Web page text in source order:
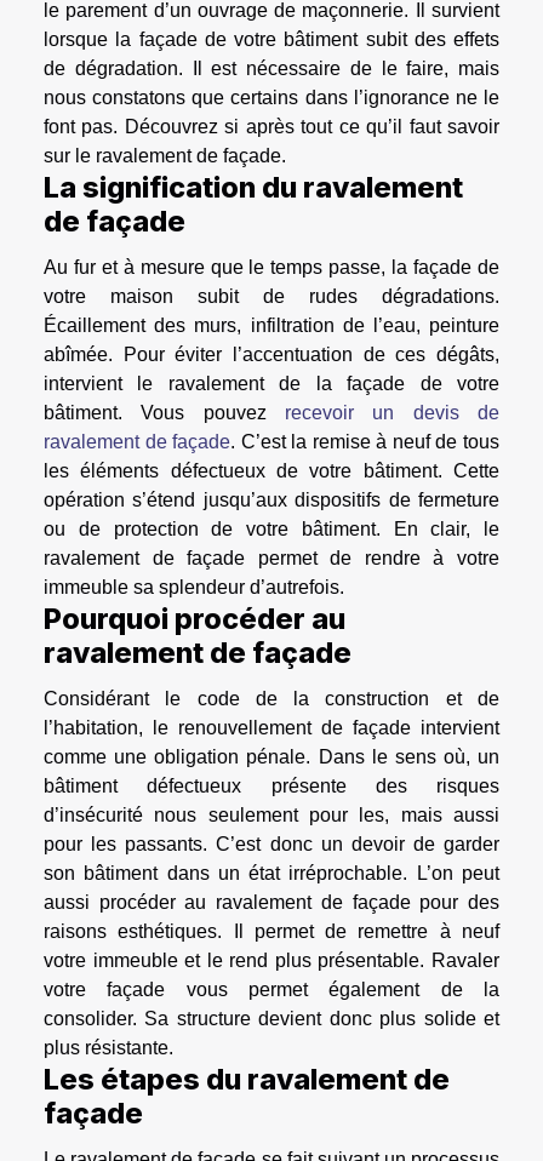
le parement d’un ouvrage de maçonnerie. Il survient
lorsque la façade de votre bâtiment subit des effets
de dégradation. Il est nécessaire de le faire, mais
nous constatons que certains dans l’ignorance ne le
font pas. Découvrez si après tout ce qu’il faut savoir
sur le ravalement de façade.
La signification du ravalement
de façade
Au fur et à mesure que le temps passe, la façade de
votre maison subit de rudes dégradations.
Écaillement des murs, infiltration de l’eau, peinture
abîmée. Pour éviter l’accentuation de ces dégâts,
intervient le ravalement de la façade de votre
bâtiment. Vous pouvez recevoir un devis de
ravalement de façade. C’est la remise à neuf de tous
les éléments défectueux de votre bâtiment. Cette
opération s’étend jusqu’aux dispositifs de fermeture
ou de protection de votre bâtiment. En clair, le
ravalement de façade permet de rendre à votre
immeuble sa splendeur d’autrefois.
Pourquoi procéder au
ravalement de façade
Considérant le code de la construction et de
l’habitation, le renouvellement de façade intervient
comme une obligation pénale. Dans le sens où, un
bâtiment défectueux présente des risques
d’insécurité nous seulement pour les, mais aussi
pour les passants. C’est donc un devoir de garder
son bâtiment dans un état irréprochable. L’on peut
aussi procéder au ravalement de façade pour des
raisons esthétiques. Il permet de remettre à neuf
votre immeuble et le rend plus présentable. Ravaler
votre façade vous permet également de la
consolider. Sa structure devient donc plus solide et
plus résistante.
Les étapes du ravalement de
façade